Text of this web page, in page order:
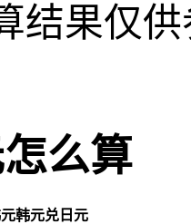
结果仅
么算
韩元兑日元